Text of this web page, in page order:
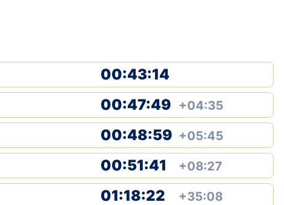
00:43:14
00:47:49 +04:35
00:48:59 +05:45
00:51:41 +08:27
01:18:22 +35:08